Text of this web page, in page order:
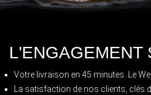
L'ENGAGEMENT
Votre livraison en 45 minutes. Le
La satisfaction de nos clients, clés